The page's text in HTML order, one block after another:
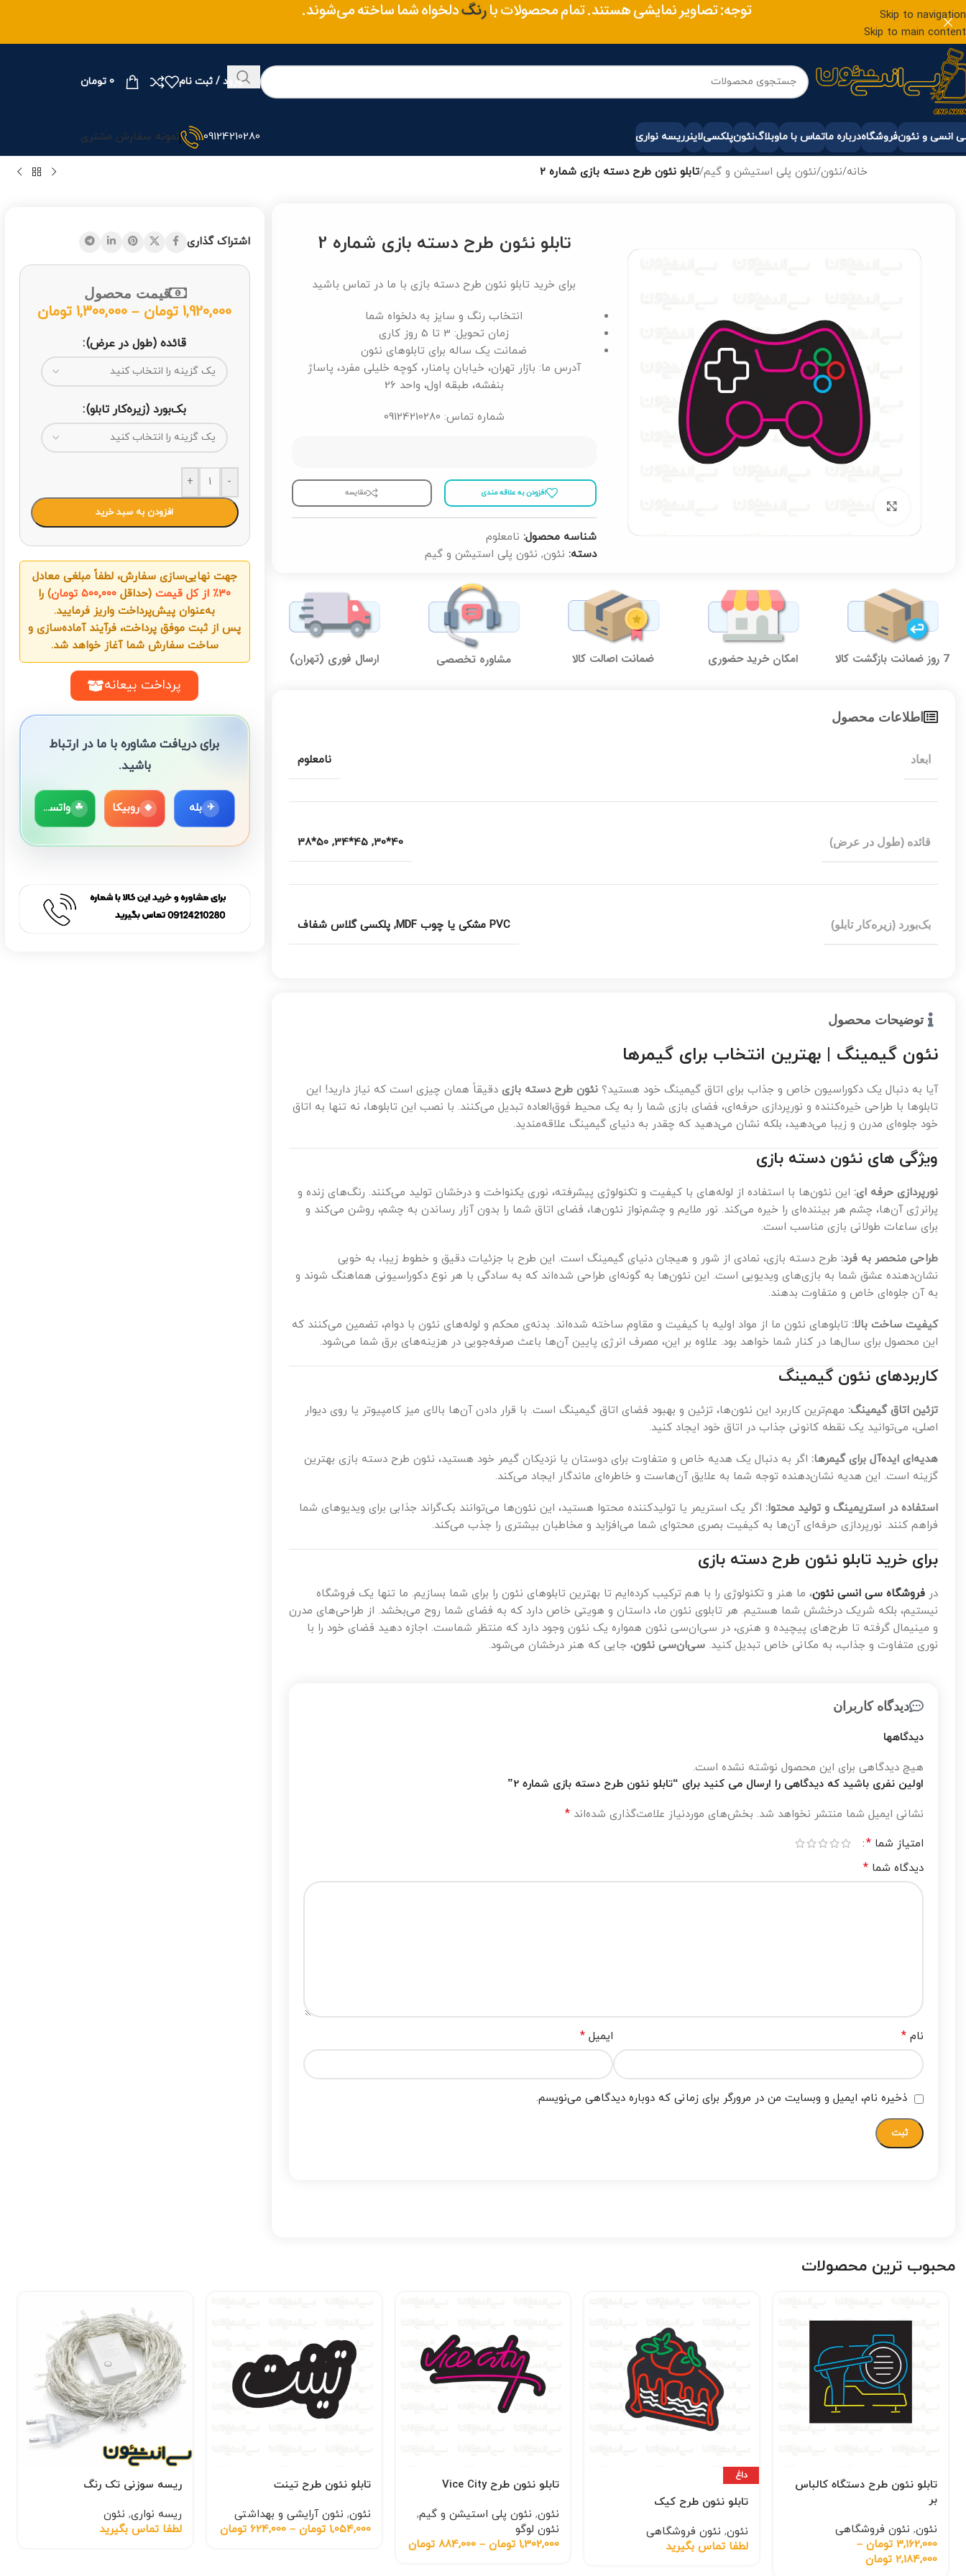
Skip to navigation
Skip to main content
توجه: تصاویر نمایشی هستند. تمام محصولات با رنگ
متریالدلخواه شما ساخته می‌شوند.
ورود / ثبت نام 0 تومان
انسی و نئونفروشگاهدرباره ماتماس با ماوبلاگنئونپلکسیلاینرریسه نواری 09124210280 نمونه سفارش مشتری
خانه/نئون/نئون پلی استیشن و گیم/تابلو نئون طرح دسته بازی شماره 2
تابلو نئون طرح دسته بازی شماره 2
برای خرید تابلو نئون طرح دسته بازی با ما در تماس باشید
انتخاب رنگ و سایز به دلخواه شما
زمان تحویل: 3 تا 5 روز کاری
ضمانت یک ساله برای تابلوهای نئون
آدرس ما: بازار تهران، خیابان پامنار، کوچه خلیلی مفرد، پاساژ
بنفشه، طبقه اول، واحد 26
شماره تماس: 09124210280
افزودن به علاقه مندی مقايسه
شناسه محصول: نامعلوم
دسته: نئون, نئون پلی استیشن و گیم
7 روز ضمانت بازگشت کالا امکان خرید حضوری ضمانت اصالت کالا مشاوره تخصصی ارسال فوری (تهران)
اطلاعات محصول
ابعاد نامعلوم
قائده (طول در عرض) 40*30
,
45*34
,
50*38
بک‌بورد (زیره‌کار تابلو) PVC مشکی یا چوب MDF , پلکسی گلاس شفاف
توضیحات محصول
نئون گیمینگ | بهترین انتخاب برای گیمرها
آیا به دنبال یک دکوراسیون خاص و جذاب برای اتاق گیمینگ خود هستید؟ نئون طرح دسته بازی دقیقاً همان چیزی است که نیاز دارید! این
تابلوها با طراحی خیره‌کننده و نورپردازی حرفه‌ای، فضای بازی شما را به یک محیط فوق‌العاده تبدیل می‌کنند. با نصب این تابلوها، نه تنها به اتاق
خود جلوه‌ای مدرن و زیبا می‌دهید، بلکه نشان می‌دهید که چقدر به دنیای گیمینگ علاقه‌مندید.
ویژگی های نئون دسته بازی
نورپردازی حرفه ای: این نئون‌ها با استفاده از لوله‌های با کیفیت و تکنولوژی پیشرفته، نوری یکنواخت و درخشان تولید می‌کنند. رنگ‌های زنده و
پرانرژی آن‌ها، چشم هر بیننده‌ای را خیره می‌کند. نور ملایم و چشم‌نواز نئون‌ها، فضای اتاق شما را بدون آزار رساندن به چشم، روشن می‌کند و
برای ساعات طولانی بازی مناسب است.
طراحی منحصر به فرد: طرح دسته بازی، نمادی از شور و هیجان دنیای گیمینگ است. این طرح با جزئیات دقیق و خطوط زیبا، به خوبی
نشان‌دهنده عشق شما به بازی‌های ویدیویی است. این نئون‌ها به گونه‌ای طراحی شده‌اند که به سادگی با هر نوع دکوراسیونی هماهنگ شوند و
به آن جلوه‌ای خاص و متفاوت بدهند.
کیفیت ساخت بالا: تابلوهای نئون ما از مواد اولیه با کیفیت و مقاوم ساخته شده‌اند. بدنه‌ی محکم و لوله‌های نئون با دوام، تضمین می‌کنند که
این محصول برای سال‌ها در کنار شما خواهد بود. علاوه بر این، مصرف انرژی پایین آن‌ها باعث صرفه‌جویی در هزینه‌های برق شما می‌شود.
کاربردهای نئون گیمینگ
تزئین اتاق گیمینگ: مهم‌ترین کاربرد این نئون‌ها، تزئین و بهبود فضای اتاق گیمینگ است. با قرار دادن آن‌ها بالای میز کامپیوتر یا روی دیوار
اصلی، می‌توانید یک نقطه کانونی جذاب در اتاق خود ایجاد کنید.
هدیه‌ای ایده‌آل برای گیمرها: اگر به دنبال یک هدیه خاص و متفاوت برای دوستان یا نزدیکان گیمر خود هستید، نئون طرح دسته بازی بهترین
گزینه است. این هدیه نشان‌دهنده توجه شما به علایق آن‌هاست و خاطره‌ای ماندگار ایجاد می‌کند.
استفاده در استریمینگ و تولید محتوا: اگر یک استریمر یا تولیدکننده محتوا هستید، این نئون‌ها می‌توانند بک‌گراند جذابی برای ویدیوهای شما
فراهم کنند. نورپردازی حرفه‌ای آن‌ها به کیفیت بصری محتوای شما می‌افزاید و مخاطبان بیشتری را جذب می‌کند.
برای خرید تابلو نئون طرح دسته بازی
در فروشگاه سی انسی نئون، ما هنر و تکنولوژی را با هم ترکیب کرده‌ایم تا بهترین تابلوهای نئون را برای شما بسازیم. ما تنها یک فروشگاه
نیستیم، بلکه شریک درخشش شما هستیم. هر تابلوی نئون ما، داستان و هویتی خاص دارد که به فضای شما روح می‌بخشد. از طراحی‌های مدرن
و مینیمال گرفته تا طرح‌های پیچیده و هنری، در سی‌ان‌سی نئون همواره یک نئون وجود دارد که منتظر شماست. اجازه دهید فضای خود را با
نوری متفاوت و جذاب، به مکانی خاص تبدیل کنید. سی‌ان‌سی نئون، جایی که هنر درخشان می‌شود.
دیدگاه کاربران
دیدگاهها
هیچ دیدگاهی برای این محصول نوشته نشده است.
اولین نفری باشید که دیدگاهی را ارسال می کنید برای “تابلو نئون طرح دسته بازی شماره 2”
نشانی ایمیل شما منتشر نخواهد شد. بخش‌های موردنیاز علامت‌گذاری شده‌اند *
امتیاز شما *
دیدگاه شما *
نام * ایمیل *
ذخیره نام، ایمیل و وبسایت من در مرورگر برای زمانی که دوباره دیدگاهی می‌نویسم.
اشتراک گذاری
قیمت محصول
1,920,000 تومان –
1,300,000 تومان
قائده (طول در عرض)
بک‌بورد (زیره‌کار تابلو)
-
+
افزودن به سبد خرید
جهت نهایی‌سازی سفارش، لطفاً مبلغی معادل
۳۰٪ از کل قیمت
(حداقل ۵۰۰٬۰۰۰ تومان
) را
به‌عنوان پیش‌پرداخت واریز فرمایید.
پس از ثبت موفق پرداخت، فرآیند آماده‌سازی و
ساخت سفارش شما آغاز خواهد شد.
پرداخت بیعانه
برای دریافت مشاوره با ما در ارتباط
باشید.
✈ بله ◆ روبیکا ☘ واتساپ
محبوب ترین محصولات
تابلو نئون طرح دستگاه کالباس
بر
نئون, نئون فروشگاهی
3,162,000 تومان –
2,184,000 تومان
داغ
تابلو نئون طرح کیک
نئون, نئون فروشگاهی
لطفا تماس بگیرید
تابلو نئون طرح Vice City
نئون, نئون پلی استیشن و گیم,
نئون لوگو
1,302,000 تومان –
884,000 تومان
تابلو نئون طرح تینت
نئون, نئون آرایشی و بهداشتی
1,054,000 تومان –
624,000 تومان
ریسه سوزنی تک رنگ
ریسه نواری, نئون
لطفا تماس بگیرید